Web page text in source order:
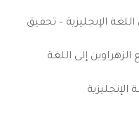
الإنجليزية – تحقيق
إلى اللغة
الإنجليزية